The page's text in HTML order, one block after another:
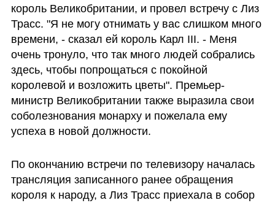
король Великобритании, и провел встречу с Лиз
Трасс. "Я не могу отнимать у вас слишком много
времени, - сказал ей король Карл III. - Меня
очень тронуло, что так много людей собрались
здесь, чтобы попрощаться с покойной
королевой и возложить цветы". Премьер-
министр Великобритании также выразила свои
соболезнования монарху и пожелала ему
успеха в новой должности.
По окончанию встречи по телевизору началась
трансляция записанного ранее обращения
короля к народу, а Лиз Трасс приехала в собор